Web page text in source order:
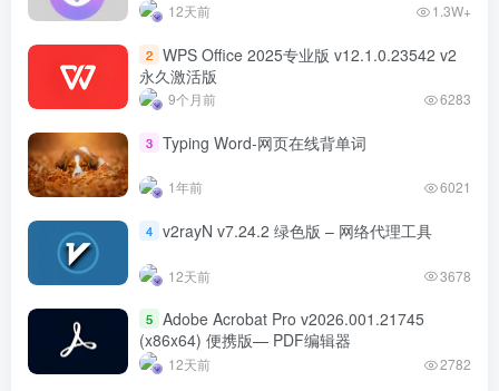
12天前 1.3W+
2 WPS Office 2025专业版 v12.1.0.23542 v2
永久激活版
9个月前 6283
3 Typing Word-网页在线背单词
1年前 6021
4 v2rayN v7.24.2 绿色版 – 网络代理工具
12天前 3678
5 Adobe Acrobat Pro v2026.001.21745
(x86x64) 便携版— PDF编辑器
12天前 2782